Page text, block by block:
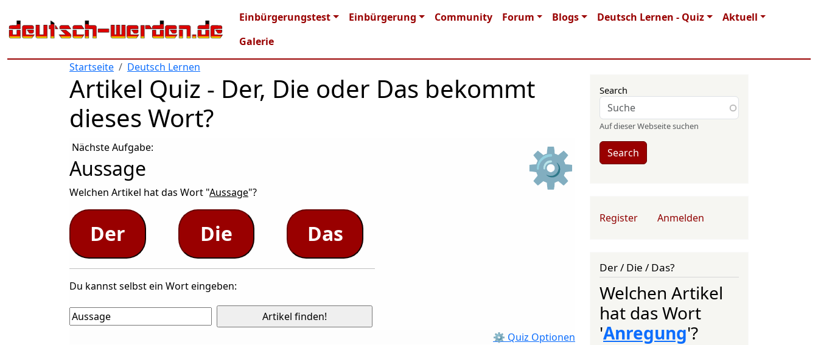
Main navigation
Einbürgerungstest Einbürgerung Community Forum Blogs Deutsch Lernen - Quiz
Aktuell
Galerie
Startseite
Deutsch Lernen
Artikel Quiz - Der, Die oder Das bekommt
dieses Wort?
⚙
Nächste Aufgabe:
Aussage
Welchen Artikel hat das Wort "Aussage"?
Der Die Das
Du kannst selbst ein Wort eingeben:
⚙ Quiz Optionen
Search
Auf dieser Webseite suchen
Search
User account menu
Register Anmelden
Der / Die / Das?
Welchen Artikel
hat das Wort
'Anregung'?